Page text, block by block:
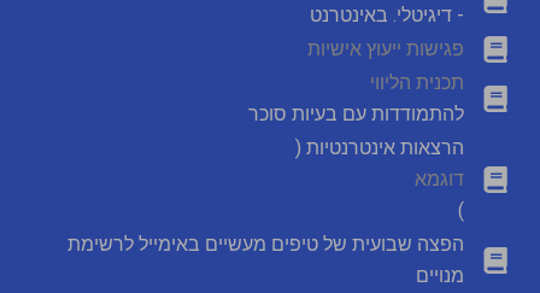
- דיגיטלי. באינטרנט
פגישות ייעוץ אישיות
תכנית הליווי
להתמודדות עם בעיות סוכר
הרצאות אינטרנטיות (
דוגמא
)
הפצה שבועית של טיפים מעשיים באימייל לרשימת
מנויים